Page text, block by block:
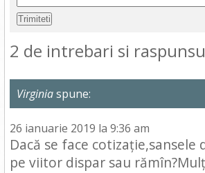
2 de intrebari si
Virginia spune:
26 ianuarie 2019 la 9:36 am
Dacă se face cotizație,sansele
pe viitor dispar sau